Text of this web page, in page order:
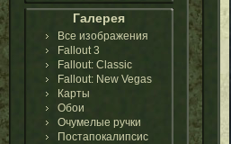
Галерея
Все изображения
Fallout 3
Fallout: Classic
Fallout: New Vegas
Карты
Обои
Очумелые ручки
Постапокалипсис